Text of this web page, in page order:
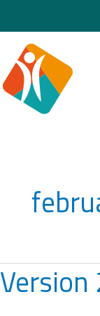
til
indholdet
Version
2.7.0